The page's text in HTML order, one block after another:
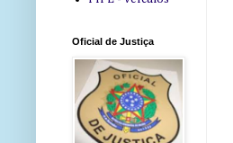
Oficial de Justiça